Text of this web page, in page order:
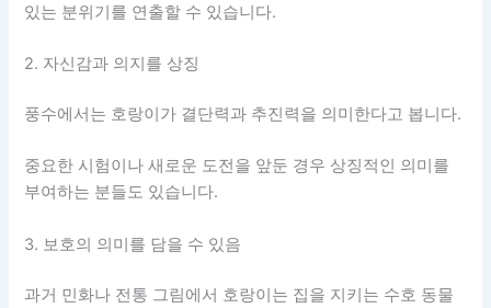
있는 분위기를 연출할 수 있습니다.
2. 자신감과 의지를 상징
풍수에서는 호랑이가 결단력과 추진력을 의미한다고 봅니다.
중요한 시험이나 새로운 도전을 앞둔 경우 상징적인 의미를
부여하는 분들도 있습니다.
3. 보호의 의미를 담을 수 있음
과거 민화나 전통 그림에서 호랑이는 집을 지키는 수호 동물